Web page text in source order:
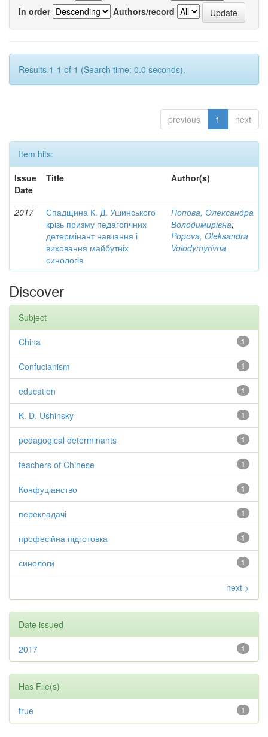
In order
Authors/record
Results 1-1 of 1 (Search time: 0.0 seconds).
previous 1 next
Item hits:
Issue
Date
Title Author(s)
2017
Спадщина К. Д. Ушинського
крізь призму педагогічних
детермінант навчання і
виховання майбутніх
синологів
Попова, Олександра
Володимирівна;
Popova, Oleksandra
Volodymyrivna
Discover
Subject
1
China
1
Confucianism
1
education
1
K. D. Ushinsky
1
pedagogical determinants
1
teachers of Chinese
1
Конфуціанство
1
перекладачі
1
професійна підготовка
1
синологи
next >
Date issued
1
2017
Has File(s)
1
true